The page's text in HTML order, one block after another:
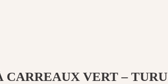
CARREAUX VERT – TURU